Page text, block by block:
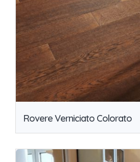
Rovere Verniciato Colorato